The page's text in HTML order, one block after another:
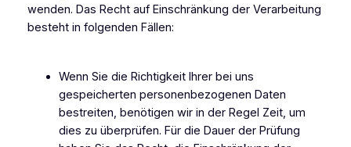
wenden. Das Recht auf Einschränkung der Verarbeitung
besteht in folgenden Fällen:
Wenn Sie die Richtigkeit Ihrer bei uns
gespeicherten personenbezogenen Daten
bestreiten, benötigen wir in der Regel Zeit, um
dies zu überprüfen. Für die Dauer der Prüfung